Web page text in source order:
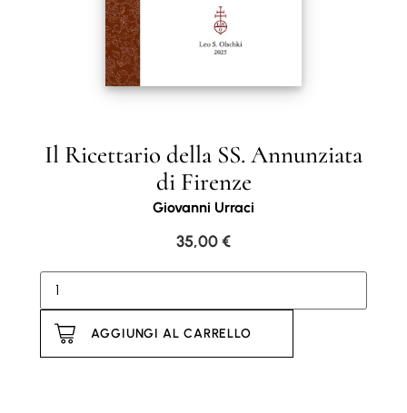
Il Ricettario della SS. Annunziata
di Firenze
Giovanni Urraci
35,00€
AGGIUNGI AL CARRELLO